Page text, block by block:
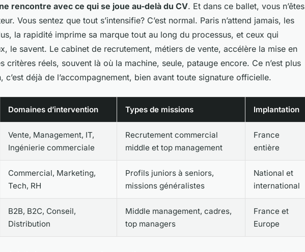
rencontre avec ce qui se joue au-delà du CV. Et dans ce ballet, vous n’êtes
Vous sentez que tout s’intensifie? C’est normal. Paris n’attend jamais, les
la rapidité imprime sa marque tout au long du processus, et ceux qui
le savent. Le cabinet de recrutement, métiers de vente, accélère la mise en
critères réels, souvent là où la machine, seule, patauge encore. Ce n’est plus
c’est déjà de l’accompagnement, bien avant toute signature officielle.
Domaines d’intervention Types de missions Implantation
Vente, Management, IT,
Ingénierie commerciale
Recrutement commercial
middle et top management
France
entière
Commercial, Marketing,
Tech, RH
Profils juniors à seniors,
missions généralistes
National et
international
B2B, B2C, Conseil,
Distribution
Middle management, cadres,
top managers
France et
Europe